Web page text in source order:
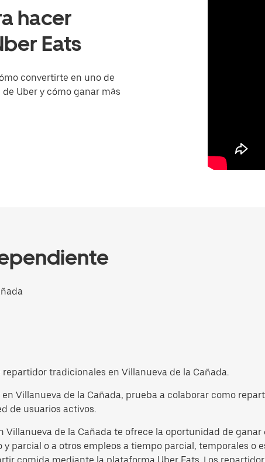
hacer
Eats
convertirte en uno de
Uber y cómo ganar más
tradicionales en Villanueva de la Cañada.
Villanueva de la Cañada, prueba a colaborar como
de usuarios activos.
Villanueva de la Cañada te ofrece la oportunidad de
parcial o a otros empleos a tiempo parcial, temporales o